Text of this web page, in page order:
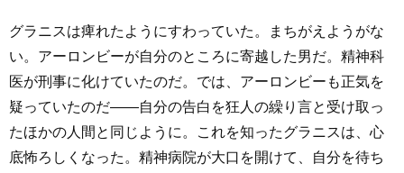
グラニスは痺れたようにすわっていた。まちがえようがな
い。アーロンビーが自分のところに寄越した男だ。精神科
医が刑事に化けていたのだ。では、アーロンビーも正気を
疑っていたのだ――自分の告白を狂人の繰り言と受け取っ
たほかの人間と同じように。これを知ったグラニスは、心
底怖ろしくなった。精神病院が大口を開けて、自分を待ち